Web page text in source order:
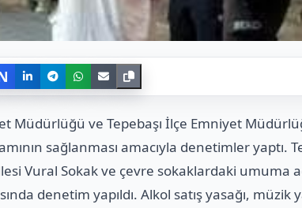
Müdürlüğü ve Tepebaşı İlçe Emniyet
sağlanması amacıyla denetimler yaptı.
Vural Sokak ve çevre sokaklardaki umuma
denetim yapıldı. Alkol satış yasağı, müzik